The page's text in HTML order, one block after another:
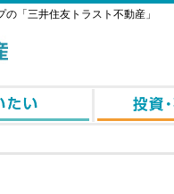
「三井住友トラスト不動産」